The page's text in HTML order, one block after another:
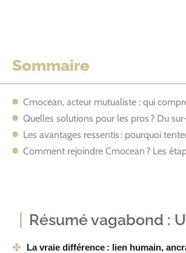
Sommaire
Cmocean, acteur mutualiste : qui
Quelles solutions pour les pros ? Du
Les avantages ressentis : pourquoi
Comment rejoindre Cmocean ? Les
Résumé vagabond :
La vraie différence : lien humain,